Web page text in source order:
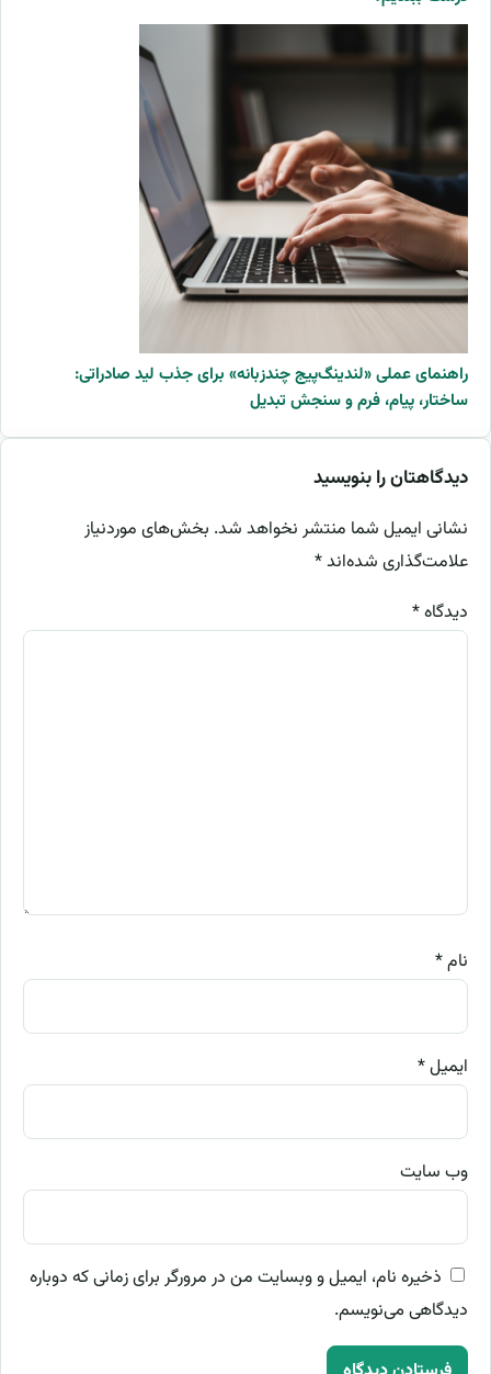
راهنمای عملی «لندینگ‌پیج چندزبانه» برای جذب لید صادراتی:
ساختار، پیام، فرم و سنجش تبدیل
دیدگاهتان را بنویسید
نشانی ایمیل شما منتشر نخواهد شد. بخش‌های موردنیاز
علامت‌گذاری شده‌اند*
دیدگاه*
نام*
ایمیل*
وب‌ سایت
ذخیره نام، ایمیل و وبسایت من در مرورگر برای زمانی که دوباره
دیدگاهی می‌نویسم.